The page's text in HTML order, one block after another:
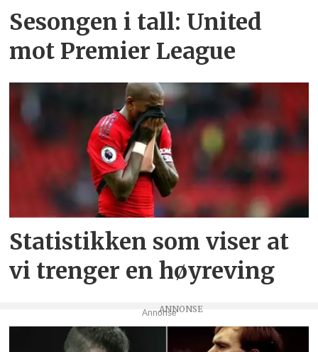
Sesongen i tall: United
mot Premier League
Statistikken som viser at
vi trenger en høyreving
Annonse